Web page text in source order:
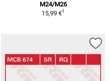
M24/M26
15,99 €1